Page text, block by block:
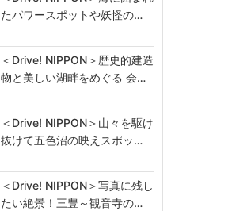
たパワースポットや妖怪の…
＜Drive! NIPPON＞歴史的建造
物と美しい湖畔をめぐる 会…
＜Drive! NIPPON＞山々を駆け
抜けて五色沼の映えスポッ…
＜Drive! NIPPON＞写真に残し
たい絶景！三豊～観音寺の…